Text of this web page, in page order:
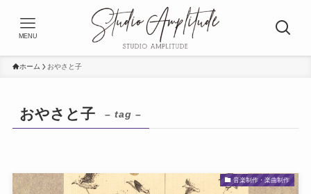
MENU
ホーム おやさと子
おやさと子 – tag –
音楽制作・楽曲制作